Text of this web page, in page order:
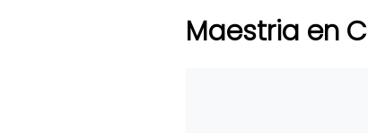
Maestria en